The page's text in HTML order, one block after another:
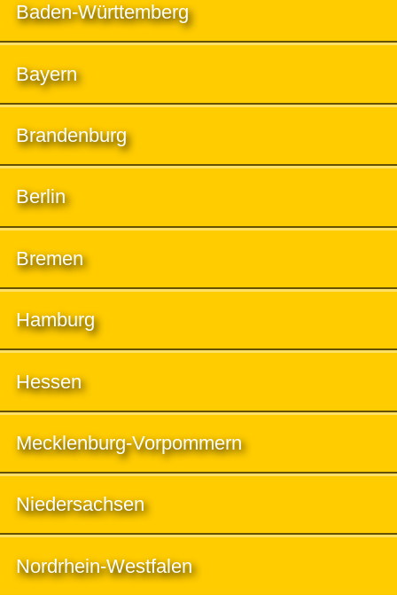
Baden-Württemberg
Bayern
Brandenburg
Berlin
Bremen
Hamburg
Hessen
Mecklenburg-Vorpommern
Niedersachsen
Nordrhein-Westfalen